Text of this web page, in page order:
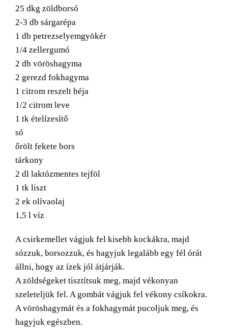
25 dkg zöldborsó
2-3 db sárgarépa
1 db petrezselyemgyökér
1/4 zellergumó
2 db vöröshagyma
2 gerezd fokhagyma
1 citrom reszelt héja
1/2 citrom leve
1 tk ételízesítő
só
őrölt fekete bors
tárkony
2 dl laktózmentes tejföl
1 tk liszt
2 ek olívaolaj
1,5 l víz
A csirkemellet vágjuk fel kisebb kockákra, majd
sózzuk, borsozzuk, és hagyjuk legalább egy fél órát
állni, hogy az ízek jól átjárják.
A zöldségeket tisztítsuk meg, majd vékonyan
szeleteljük fel. A gombát vágjuk fel vékony csíkokra.
A vöröshagymát és a fokhagymát pucoljuk meg, és
hagyjuk egészben.